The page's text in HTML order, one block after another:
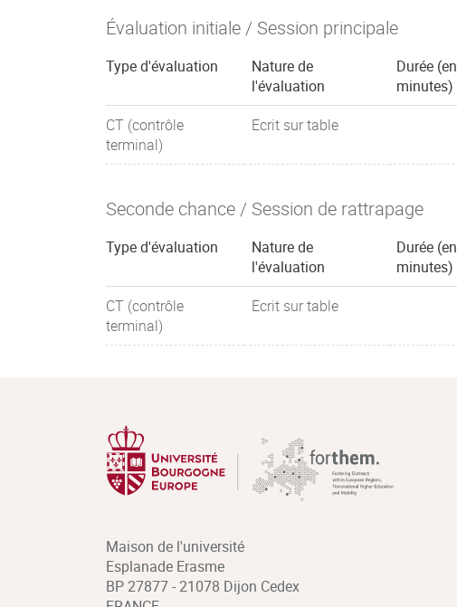
Évaluation initiale / Session principale
Type d'évaluation
Nature de
l'évaluation
Durée (en
minutes)
CT (contrôle
terminal)
Ecrit sur table
Seconde chance / Session de rattrapage
Type d'évaluation
Nature de
l'évaluation
Durée (en
minutes)
CT (contrôle
terminal)
Ecrit sur table
Maison de l'université
Esplanade Erasme
BP 27877 - 21078 Dijon Cedex